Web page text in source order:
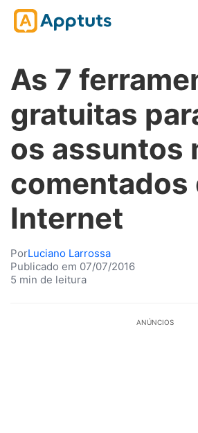
As 7
gratuitas
os assuntos
comentados
Internet
PorLuciano Larrossa
Publicado em 07/07/2016
5 min de leitura
ANÚNCIOS